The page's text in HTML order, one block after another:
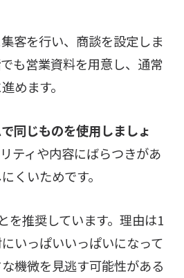
客を行い、商談を設定しま
も営業資料を用意し、通常
めます。
同じものを使用しましょ
ティや内容にばらつきがあ
くいためです。
を推奨しています。理由は1
いっぱいいっぱいになって
機微を見逃す可能性がある